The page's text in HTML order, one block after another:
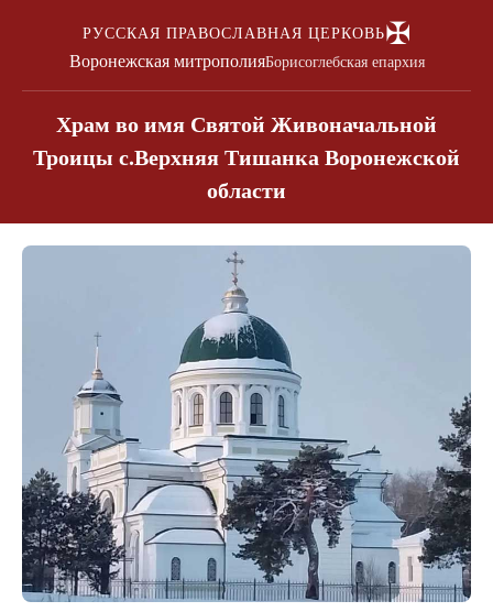
РУССКАЯ ПРАВОСЛАВНАЯ ЦЕРКОВЬ✠
Воронежская митрополияБорисоглебская епархия
Храм во имя Святой Живоначальной
Троицы с.Верхняя Тишанка Воронежской
области